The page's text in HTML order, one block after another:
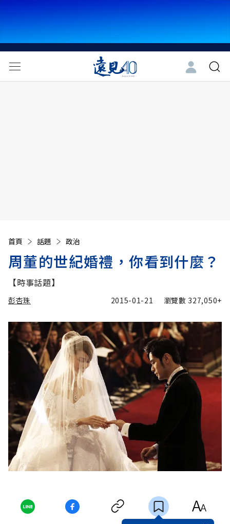
首頁 話題 政治
周董的世紀婚禮，你看到什麼？
【時事話題】
彭杏珠 2015-01-21 瀏覽數 327,050+